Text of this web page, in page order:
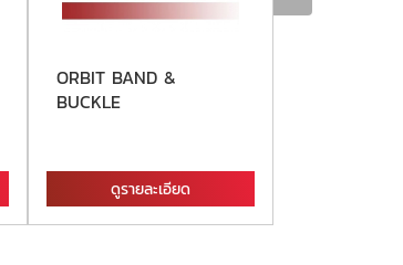
ORBIT BAND &
BUCKLE
ดูรายละเอียด